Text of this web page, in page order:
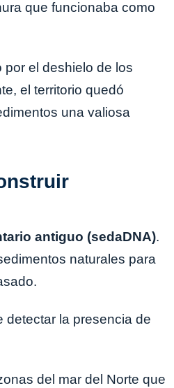
que funcionaba como
el deshielo de los
el territorio quedó
una valiosa
antiguo (sedaDNA).
naturales para
detectar la presencia de
del mar del Norte que